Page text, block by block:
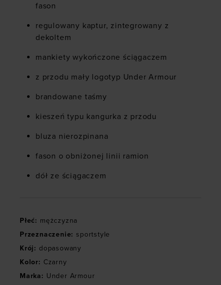
fason
regulowany kaptur, zintegrowany z
dekoltem
mankiety wykończone ściągaczem
z przodu mały logotyp Under Armour
brandowane taśmy
kieszeń typu kangurka z przodu
bluza nierozpinana
fason o obniżonej linii ramion
dół ze ściągaczem
Płeć: mężczyzna
Przeznaczenie: sportstyle
Krój: dopasowany
Kolor: Czarny
Marka: Under Armour